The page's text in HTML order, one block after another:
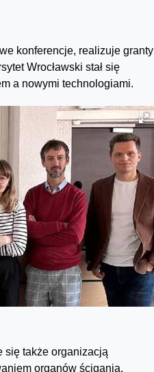
konferencje, realizuje granty
Wrocławski stał się
a nowymi technologiami.
się także organizacją
organów ścigania.